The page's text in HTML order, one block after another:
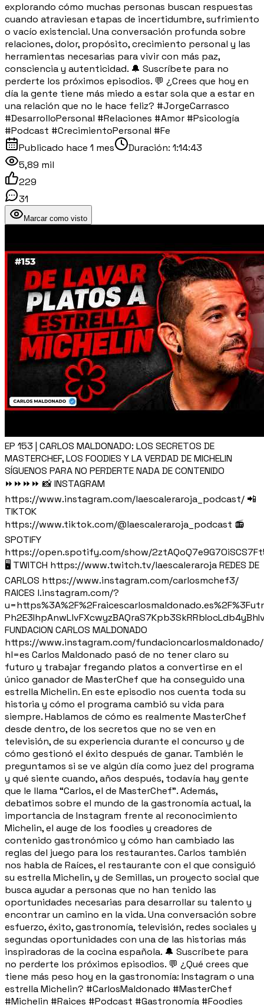
explorando cómo muchas personas buscan respuestas
cuando atraviesan etapas de incertidumbre, sufrimiento
o vacío existencial. Una conversación profunda sobre
relaciones, dolor, propósito, crecimiento personal y las
herramientas necesarias para vivir con más paz,
consciencia y autenticidad. 🔔 Suscríbete para no
perderte los próximos episodios. 💬 ¿Crees que hoy en
día la gente tiene más miedo a estar sola que a estar en
una relación que no le hace feliz? #JorgeCarrasco
#DesarrolloPersonal #Relaciones #Amor #Psicología
#Podcast #CrecimientoPersonal #Fe
Publicado hace 1 mes Duración: 1:14:43
5,89 mil
229
31
Marcar como visto
EP 153 | CARLOS MALDONADO: LOS SECRETOS DE
MASTERCHEF, LOS FOODIES Y LA VERDAD DE MICHELIN
SÍGUENOS PARA NO PERDERTE NADA DE CONTENIDO
⏩⏩⏩⏩ 📸 INSTAGRAM
https://www.instagram.com/laescaleraroja_podcast/ 📲
TIKTOK
https://www.tiktok.com/@laescaleraroja_podcast 📻
SPOTIFY
https://open.spotify.com/show/
🖥️ TWITCH https://www.twitch.tv/laescaleraroja REDES DE
CARLOS https://www.instagram.com/carlosmchef3/
RAICES l.instagram.com/?
FUNDACION CARLOS MALDONADO
https://www.instagram.com/
hl=es Carlos Maldonado pasó de no tener claro su
futuro y trabajar fregando platos a convertirse en el
único ganador de MasterChef que ha conseguido una
estrella Michelin. En este episodio nos cuenta toda su
historia y cómo el programa cambió su vida para
siempre. Hablamos de cómo es realmente MasterChef
desde dentro, de los secretos que no se ven en
televisión, de su experiencia durante el concurso y de
cómo gestionó el éxito después de ganar. También le
preguntamos si se ve algún día como juez del programa
y qué siente cuando, años después, todavía hay gente
que le llama “Carlos, el de MasterChef”. Además,
debatimos sobre el mundo de la gastronomía actual, la
importancia de Instagram frente al reconocimiento
Michelin, el auge de los foodies y creadores de
contenido gastronómico y cómo han cambiado las
reglas del juego para los restaurantes. Carlos también
nos habla de Raíces, el restaurante con el que consiguió
su estrella Michelin, y de Semillas, un proyecto social que
busca ayudar a personas que no han tenido las
oportunidades necesarias para desarrollar su talento y
encontrar un camino en la vida. Una conversación sobre
esfuerzo, éxito, gastronomía, televisión, redes sociales y
segundas oportunidades con una de las historias más
inspiradoras de la cocina española. 🔔 Suscríbete para
no perderte los próximos episodios. 💬 ¿Qué crees que
tiene más peso hoy en la gastronomía: Instagram o una
estrella Michelin? #CarlosMaldonado #MasterChef
#Michelin #Raices #Podcast #Gastronomía #Foodies